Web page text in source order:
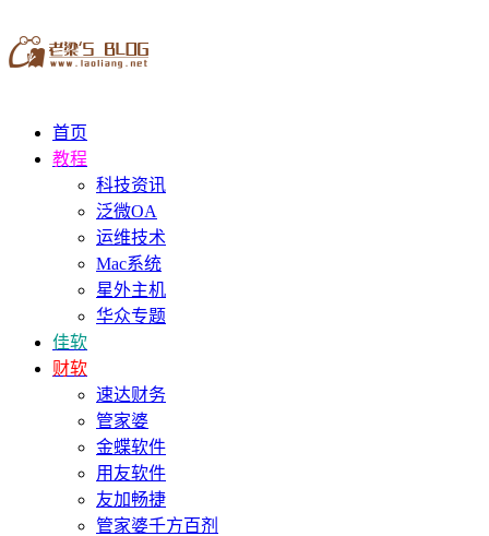
首页
教程
科技资讯
泛微OA
运维技术
Mac系统
星外主机
华众专题
佳软
财软
速达财务
管家婆
金蝶软件
用友软件
友加畅捷
管家婆千方百剂